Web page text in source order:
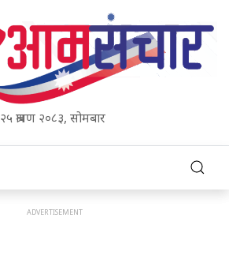
२५ श्रावण २०८३, सोमबार